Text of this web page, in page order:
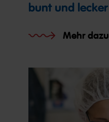
bunt und lecker
Mehr dazu